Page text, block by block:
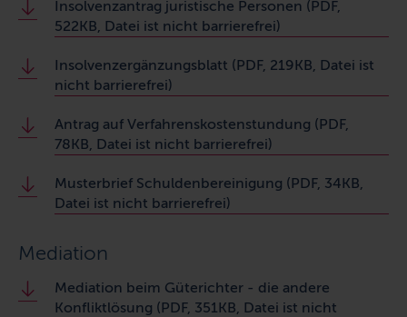
Insolvenzantrag juristische Personen (PDF,
522KB, Datei ist nicht barrierefrei)
Insolvenzergänzungsblatt (PDF, 219KB, Datei ist
nicht barrierefrei)
Antrag auf Verfahrenskostenstundung (PDF,
78KB, Datei ist nicht barrierefrei)
Musterbrief Schuldenbereinigung (PDF, 34KB,
Datei ist nicht barrierefrei)
Mediation
Mediation beim Güterichter - die andere
Konfliktlösung (PDF, 351KB, Datei ist nicht